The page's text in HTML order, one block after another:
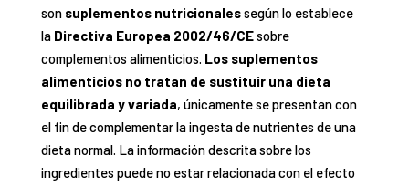
son suplementos nutricionalessegún lo establece
la Directiva Europea 2002/46/CEsobre
complementos alimenticios. Los suplementos
alimenticios no tratan de sustituir una dieta
equilibrada y variada, únicamente se presentan con
el fin de complementar la ingesta de nutrientes de una
dieta normal. La información descrita sobre los
ingredientes puede no estar relacionada con el efecto